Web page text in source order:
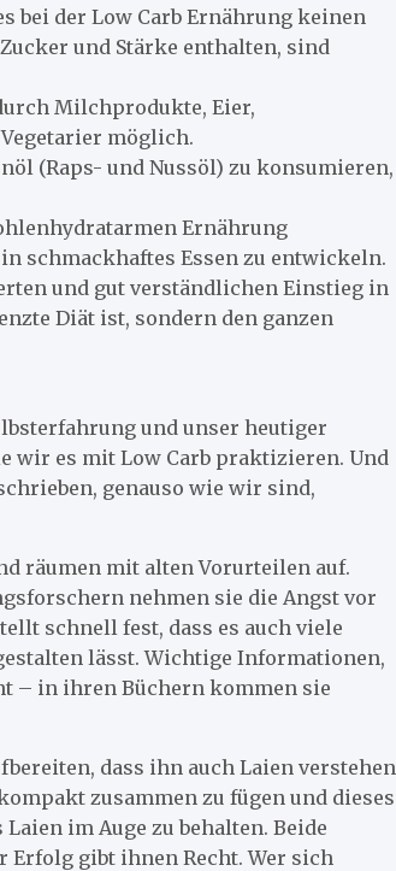
bei der Low Carb Ernährung keinen
und Stärke enthalten, sind
Milchprodukte, Eier,
möglich.
(Raps- und Nussöl) zu konsumieren,
Ernährung
schmackhaftes Essen zu entwickeln.
und gut verständlichen Einstieg in
Diät ist, sondern den ganzen
und unser heutiger
wir es mit Low Carb praktizieren. Und
genauso wie wir sind,
räumen mit alten Vorurteilen auf.
nehmen sie die Angst vor
schnell fest, dass es auch viele
lässt. Wichtige Informationen,
– in ihren Büchern kommen sie
dass ihn auch Laien verstehen
zusammen zu fügen und dieses
im Auge zu behalten. Beide
Erfolg gibt ihnen Recht. Wer sich